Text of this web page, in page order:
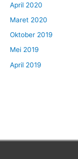
April 2020
Maret 2020
Oktober 2019
Mei 2019
April 2019